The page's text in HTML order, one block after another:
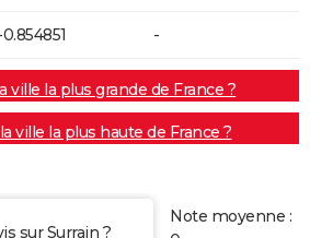
-
ville la plus grande de France ?
ville la plus haute de France ?
sur Surrain ?
Note moyenne :